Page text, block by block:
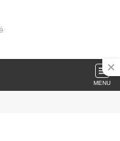
MENU